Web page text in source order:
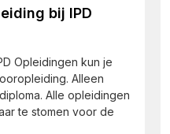
bij IPD
Opleidingen kun je
Alleen
Alle opleidingen
te stomen voor de